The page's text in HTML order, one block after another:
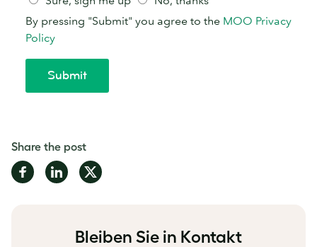
Share the post
Share
on
Share
on
Share
on
Bleiben Sie in Kontakt